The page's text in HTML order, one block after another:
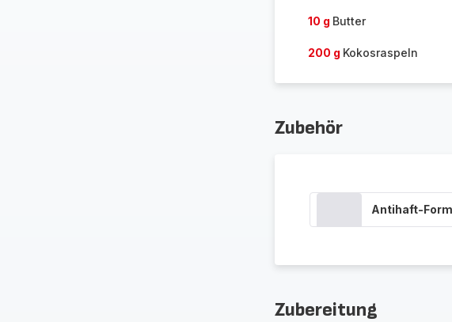
10 g Butter
200 g Kokosraspeln
Zubehör
Antihaft-
Zubereitung